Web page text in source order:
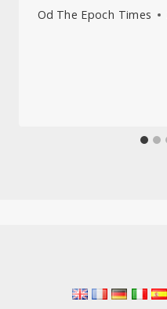
Od The Epoch Times